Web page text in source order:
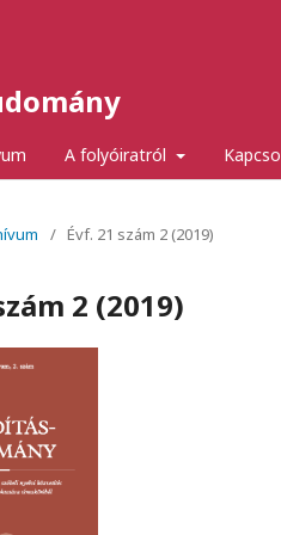
A folyóiratról
/ Évf. 21 szám 2 (2019)
2 (2019)